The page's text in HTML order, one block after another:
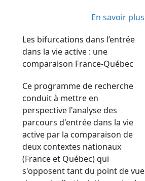
En savoir plus
Les bifurcations dans l’entrée
dans la vie active : une
comparaison France-Québec
Ce programme de recherche
conduit à mettre en
perspective l'analyse des
parcours d'entrée dans la vie
active par la comparaison de
deux contextes nationaux
(France et Québec) qui
s'opposent tant du point de vue